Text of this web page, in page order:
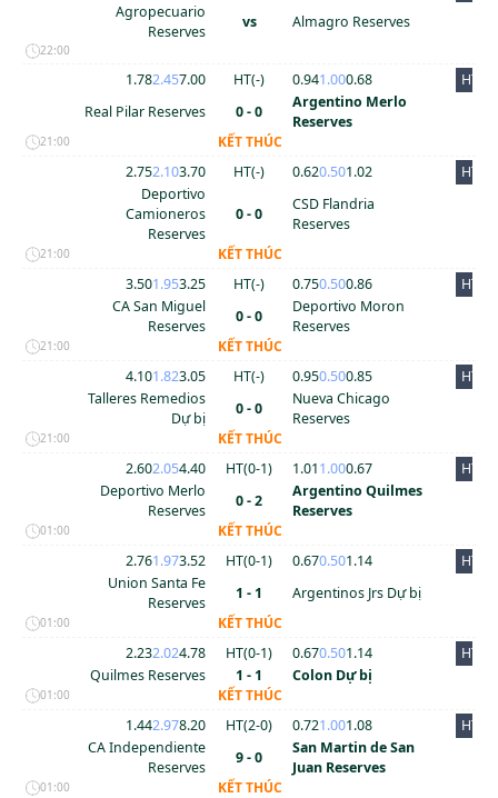
Agropecuario
Reserves
vs Almagro Reserves
22:00
1.782.457.00 HT(-) 0.941.000.68
HT
Real Pilar Reserves
0 - 0
Argentino Merlo
Reserves
21:00
KẾT THÚC
2.752.103.70 HT(-) 0.620.501.02
HT
Deportivo
Camioneros
Reserves
0 - 0
CSD Flandria
Reserves
21:00
KẾT THÚC
3.501.953.25 HT(-) 0.750.500.86
HT
CA San Miguel
Reserves
0 - 0
Deportivo Moron
Reserves
21:00
KẾT THÚC
4.101.823.05 HT(-) 0.950.500.85
HT
Talleres Remedios
Dự bị
0 - 0
Nueva Chicago
Reserves
21:00
KẾT THÚC
2.602.054.40 HT(0-1) 1.011.000.67
HT
Deportivo Merlo
Reserves
0 - 2
Argentino Quilmes
Reserves
01:00
KẾT THÚC
2.761.973.52 HT(0-1) 0.670.501.14
HT
Union Santa Fe
Reserves
1 - 1 Argentinos Jrs Dự bị
01:00
KẾT THÚC
2.232.024.78 HT(0-1) 0.670.501.14
HT
Quilmes Reserves
1 - 1 Colon Dự bị
01:00
KẾT THÚC
1.442.978.20 HT(2-0) 0.721.001.08
HT
CA Independiente
Reserves
9 - 0
San Martin de San
Juan Reserves
01:00
KẾT THÚC